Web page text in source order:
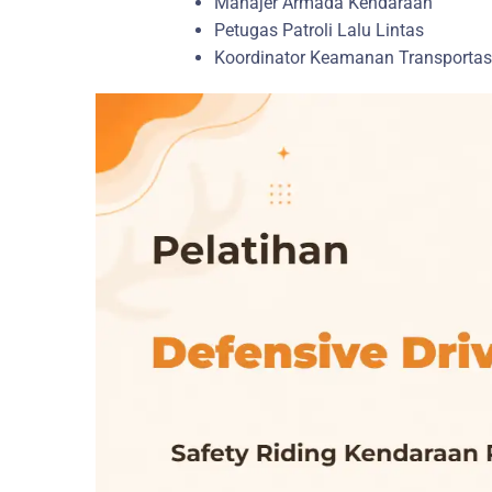
Petugas Patroli Lalu Lintas
Koordinator Keamanan